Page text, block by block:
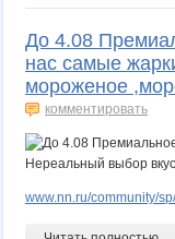
До 4.08
нас самые
мороженое
комментировать
www.nn.ru/community/